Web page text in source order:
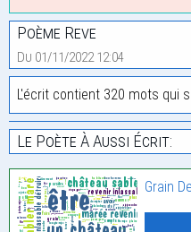
Poème Reve
Du 01/11/2022 12:04
L'écrit contient 320 mots qui
Le Poète À Aussi Écrit:
Grain